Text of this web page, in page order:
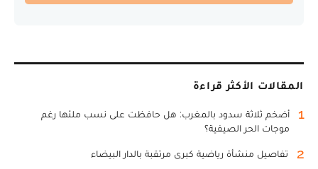
المقالات الأكثر قراءة
1
أضخم ثلاثة سدود بالمغرب: هل حافظت على نسب ملئها رغم
موجات الحر الصيفية؟
2 تفاصيل منشأة رياضية كبرى مرتقبة بالدار البيضاء